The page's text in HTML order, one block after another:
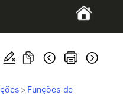
> Funções de